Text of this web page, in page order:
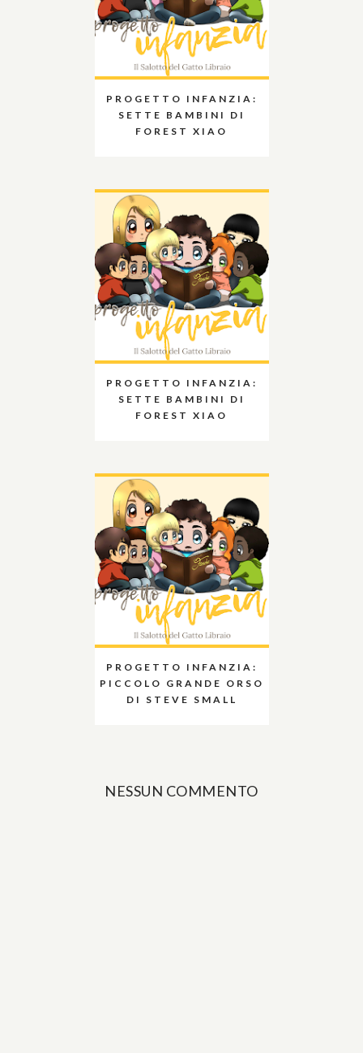
PROGETTO INFANZIA:
SETTE BAMBINI DI
FOREST XIAO
PROGETTO INFANZIA:
SETTE BAMBINI DI
FOREST XIAO
PROGETTO INFANZIA:
PICCOLO GRANDE ORSO
DI STEVE SMALL
NESSUN COMMENTO